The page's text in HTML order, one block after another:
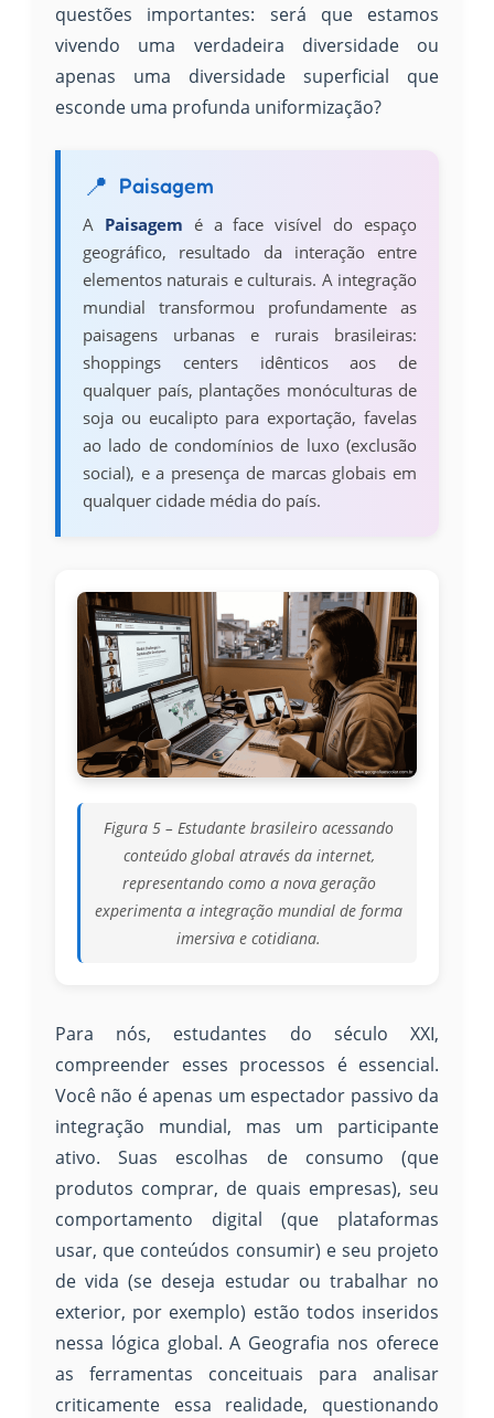
questões importantes: será que estamos
vivendo uma verdadeira diversidade ou
apenas uma diversidade superficial que
esconde uma profunda uniformização?
Paisagem
A Paisagem é a face visível do espaço
geográfico, resultado da interação entre
elementos naturais e culturais. A integração
mundial transformou profundamente as
paisagens urbanas e rurais brasileiras:
shoppings centers idênticos aos de
qualquer país, plantações monóculturas de
soja ou eucalipto para exportação, favelas
ao lado de condomínios de luxo (exclusão
social), e a presença de marcas globais em
qualquer cidade média do país.
Figura 5 – Estudante brasileiro acessando
conteúdo global através da internet,
representando como a nova geração
experimenta a integração mundial de forma
imersiva e cotidiana.
Para nós, estudantes do século XXI,
compreender esses processos é essencial.
Você não é apenas um espectador passivo da
integração mundial, mas um participante
ativo. Suas escolhas de consumo (que
produtos comprar, de quais empresas), seu
comportamento digital (que plataformas
usar, que conteúdos consumir) e seu projeto
de vida (se deseja estudar ou trabalhar no
exterior, por exemplo) estão todos inseridos
nessa lógica global. A Geografia nos oferece
as ferramentas conceituais para analisar
criticamente essa realidade, questionando